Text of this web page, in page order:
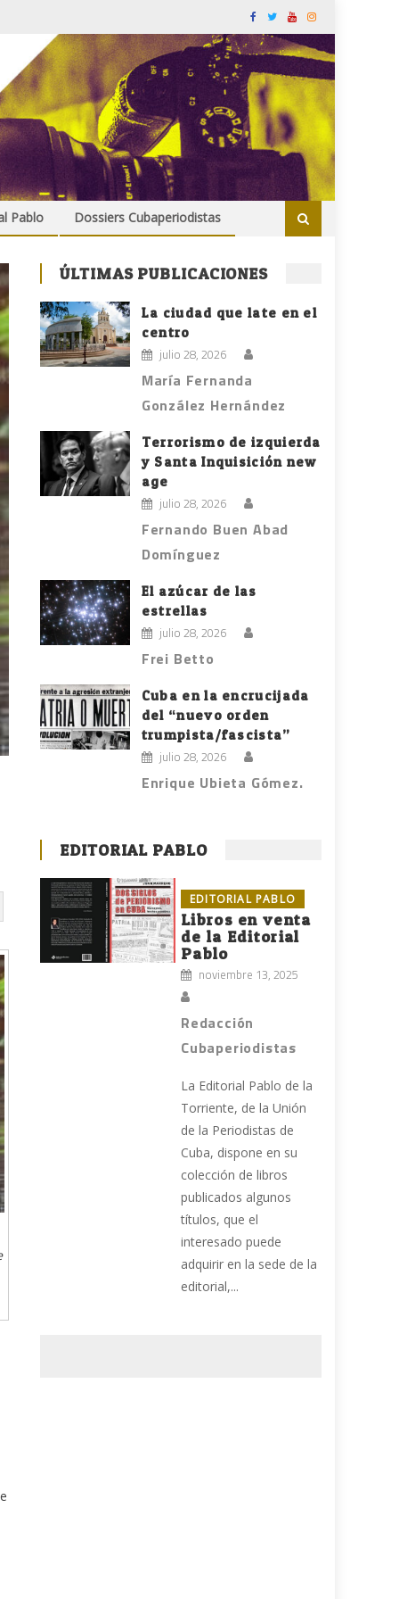
Pablo Dossiers Cubaperiodistas
ÚLTIMAS PUBLICACIONES
La ciudad que late en el
centro
julio 28, 2026
María Fernanda
González Hernández
Terrorismo de izquierda
y Santa Inquisición new
age
julio 28, 2026
Fernando Buen Abad
Domínguez
El azúcar de las
estrellas
julio 28, 2026
Frei Betto
Cuba en la encrucijada
del “nuevo orden
trumpista/fascista”
julio 28, 2026
Enrique Ubieta Gómez.
EDITORIAL PABLO
EDITORIAL PABLO
Libros en venta
de la Editorial
Pablo
noviembre 13, 2025
Redacción
Cubaperiodistas
La Editorial Pablo de la
Torriente, de la Unión
de la Periodistas de
Cuba, dispone en su
colección de libros
publicados algunos
títulos, que el
interesado puede
adquirir en la sede de la
editorial,...